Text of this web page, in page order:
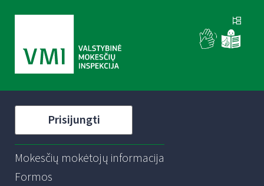
Prisijungti
Mokesčių mokėtojų informacija
Formos